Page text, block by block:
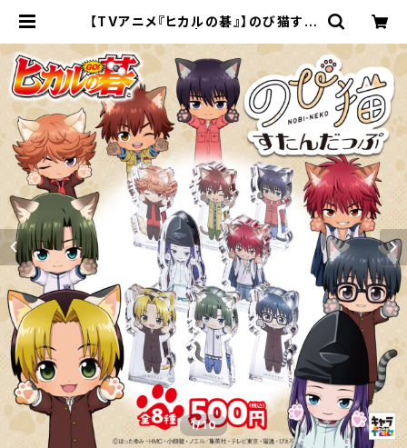
【TVアニメ『ヒカルの碁』】のび猫すた
1/10